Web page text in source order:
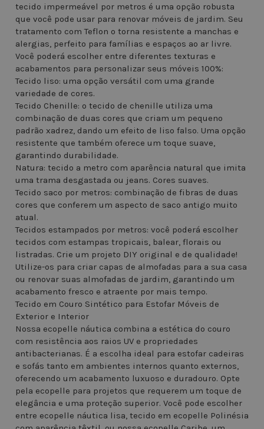
tecido impermeável por metros é uma opção robusta
que você pode usar para renovar móveis de jardim. Seu
tratamento com Teflon o torna resistente a manchas e
alergias, perfeito para famílias e espaços ao ar livre.
Você poderá escolher entre diferentes texturas e
acabamentos para personalizar seus móveis 100%:
Tecido liso: uma opção versátil com uma grande
variedade de cores.
Tecido Chenille: o tecido de chenille utiliza uma
combinação de duas cores que criam um pequeno
padrão xadrez, dando um efeito de liso falso. Uma opção
resistente que também oferece um toque suave,
garantindo durabilidade.
Natura: tecido a metro com aparência natural que imita
uma trama desgastada ou jeans. Cores suaves.
Tecido saco por metros: combinação de fibras de duas
cores que conferem um aspecto de saco antigo muito
atual.
Tecidos estampados por metros: você poderá escolher
tecidos com estampas tropicais, balear, florais ou
listradas. Crie um projeto DIY original e de qualidade!
Utilize-os para criar capas de almofadas para a sua casa
ou renovar suas almofadas de jardim, garantindo um
acabamento fresco e atraente por mais tempo.
Tecido em Couro Sintético para Estofar Móveis de
Exterior e Interior
Nossa ecopelle náutica combina a estética do couro
com resistência aos raios UV e propriedades
antibacterianas. É a escolha ideal para estofar cadeiras
e sofás tanto em ambientes internos quanto externos,
oferecendo um acabamento luxuoso e duradouro. Opte
pela ecopelle para projetos que requerem um toque de
elegância e uma proteção superior. Você pode escolher
entre ecopelle náutica lisa, tecido em ecopelle Polinésia